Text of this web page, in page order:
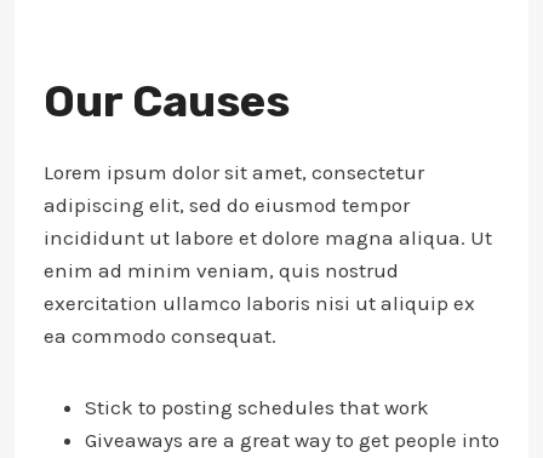
Our Causes
Lorem ipsum dolor sit amet, consectetur
adipiscing elit, sed do eiusmod tempor
incididunt ut labore et dolore magna aliqua. Ut
enim ad minim veniam, quis nostrud
exercitation ullamco laboris nisi ut aliquip ex
ea commodo consequat.
Stick to posting schedules that work
Giveaways are a great way to get people into